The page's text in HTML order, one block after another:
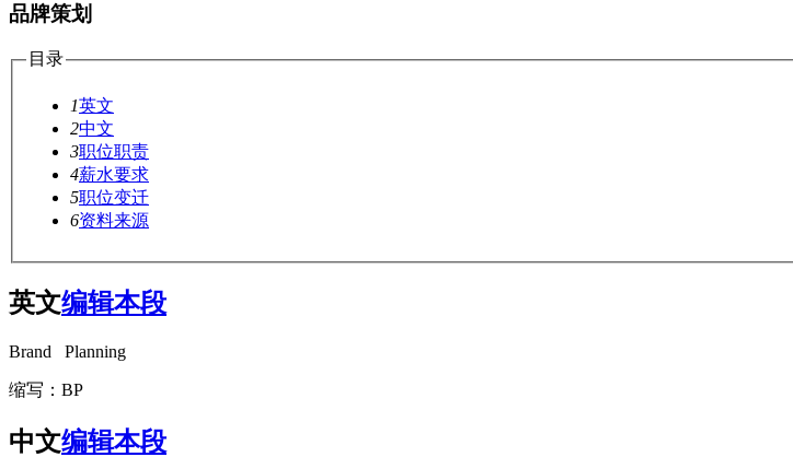
品牌策划
目录
1英文
2中文
3职位职责
4薪水要求
5职位变迁
6资料来源
英文编辑本段
Brand Planning
缩写：BP
中文编辑本段